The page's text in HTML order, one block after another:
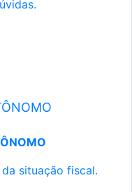
situação fiscal.